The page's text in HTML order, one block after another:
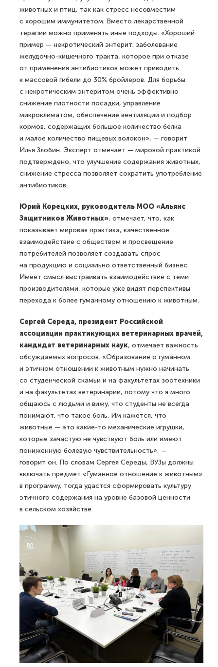
животных и птиц, так как стресс несовместим
с хорошим иммунитетом. Вместо лекарственной
терапии можно применять иные подходы. «Хороший
пример — некротический энтерит: заболевание
желудочно-кишечного тракта, которое при отказе
от применения антибиотиков может приводить
к массовой гибели до 30% бройлеров. Для борьбы
с некротическим энтеритом очень эффективно
снижение плотности посадки, управление
микроклиматом, обеспечение вентиляции и подбор
кормов, содержащих большое количество белка
и малое количество пищевых волокон», — говорит
Илья Злобин. Эксперт отмечает — мировой практикой
подтверждено, что улучшение содержания животных,
снижение стресса позволяет сократить употребление
антибиотиков.
Юрий Корецких, руководитель МОО «Альянс
Защитников Животных», отмечает, что, как
показывает мировая практика, качественное
взаимодействие с обществом и просвещение
потребителей позволяет создавать спрос
на продукцию и социально ответственный бизнес.
Имеет смысл выстраивать взаимодействие с теми
производителями, которые уже видят перспективы
перехода к более гуманному отношению к животным.
Сергей Середа, президент Российской
ассоциации практикующих ветеринарных врачей,
кандидат ветеринарных наук, отмечает важность
обсуждаемых вопросов. «Образование о гуманном
и этичном отношении к животным нужно начинать
со студенческой скамьи и на факультетах зоотехники
и на факультетах ветеринарии, потому что я много
общаюсь с людьми и вижу, что студенты не всегда
понимают, что такое боль. Им кажется, что
животные — это какие-то механические игрушки,
которые зачастую не чувствуют боль или имеют
пониженную болевую чувствительность», —
говорит он. По словам Сергея Середы, ВУЗы должны
включать предмет «Гуманное отношение к животным»
в программу, тогда удастся сформировать культуру
этичного содержания на уровне базовой ценности
в сельском хозяйстве.